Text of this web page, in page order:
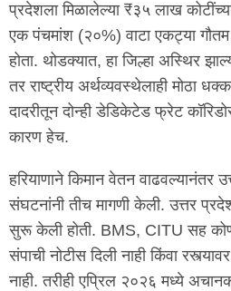
प्रदेशला मिळालेल्या ₹३५ लाख
एक पंचमांश (२०%) वाटा एकट्या गौतम
होता. थोडक्यात, हा जिल्हा अस्थिर
तर राष्ट्रीय अर्थव्यवस्थेलाही मोठा
दादरीतून दोन्ही डेडिकेटेड फ्रेट
कारण हेच.
हरियाणाने किमान वेतन वाढवल्यानंतर
संघटनांनी तीच मागणी केली. उत्तर
सुरू केली होती. BMS, CITU सह
संपाची नोटीस दिली नाही किंवा
नाही. तरीही एप्रिल २०२६ मध्ये